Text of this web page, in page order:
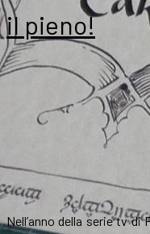
il pieno!
Nell’anno della serie tv di